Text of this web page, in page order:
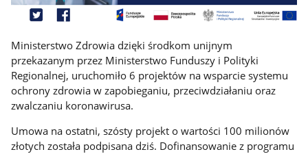
Ministerstwo Zdrowia dzięki środkom unijnym
przekazanym przez Ministerstwo Funduszy i Polityki
Regionalnej, uruchomiło 6 projektów na wsparcie systemu
ochrony zdrowia w zapobieganiu, przeciwdziałaniu oraz
zwalczaniu koronawirusa.
Umowa na ostatni, szósty projekt o wartości 100 milionów
złotych została podpisana dziś. Dofinansowanie z programu